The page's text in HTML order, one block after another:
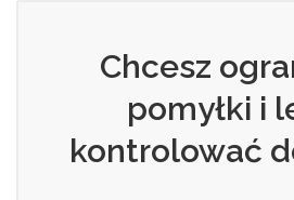
Chcesz
pomyłki i
kontrolować